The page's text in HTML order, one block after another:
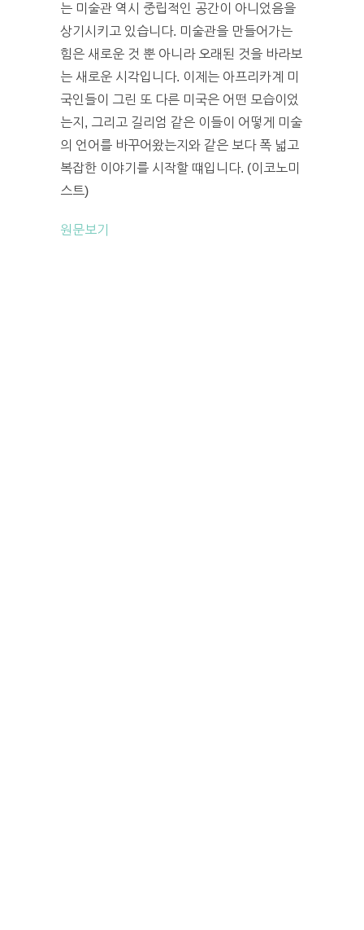
는 미술관 역시 중립적인 공간이 아니었음을
상기시키고 있습니다. 미술관을 만들어가는
힘은 새로운 것 뿐 아니라 오래된 것을 바라보
는 새로운 시각입니다. 이제는 아프리카계 미
국인들이 그린 또 다른 미국은 어떤 모습이었
는지, 그리고 길리엄 같은 이들이 어떻게 미술
의 언어를 바꾸어왔는지와 같은 보다 폭 넓고
복잡한 이야기를 시작할 떄입니다. (이코노미
스트)
원문보기